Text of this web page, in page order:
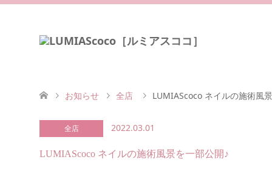
お知らせ 全店 LUMIAScoco ネイルの施術風
全店 2022.03.01
LUMIAScoco ネイルの施術風景を一部公開♪